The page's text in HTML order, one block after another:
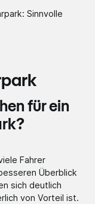
Sinnvolle
für ein
Fahrer
Überblick
sich deutlich
von Vorteil ist.